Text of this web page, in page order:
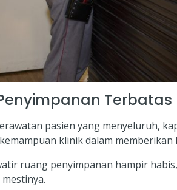
Terbatas
pasien yang menyeluruh,
klinik dalam memberikan
ruang penyimpanan hampir